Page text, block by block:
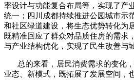
率设计与功能复合布局等，实现了产
统一；四川成都持续推进公园城市示
和社区绿道建设，将生态优势转化为
既精准回应了群众对品质住房的需求
与产业结构优化，实现了民生改善与
总的来看，居民消费需求的变化
业态、新模式，既拓展了发展空间，